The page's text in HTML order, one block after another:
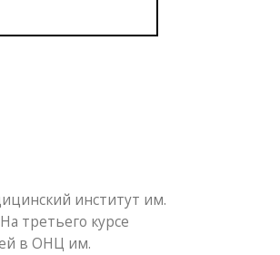
институт им.
третьего курсе
в ОНЦ им.